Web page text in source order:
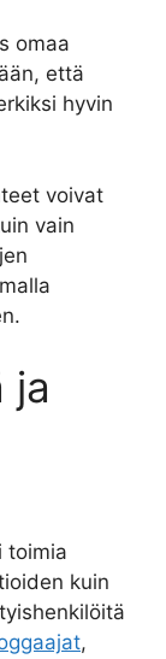
omaa
että
hyvin
voivat
vain
ja
toimia
kuin
,